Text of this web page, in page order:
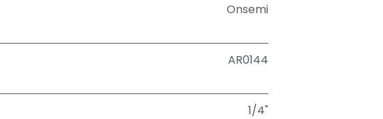
Onsemi
AR0144
1/4"